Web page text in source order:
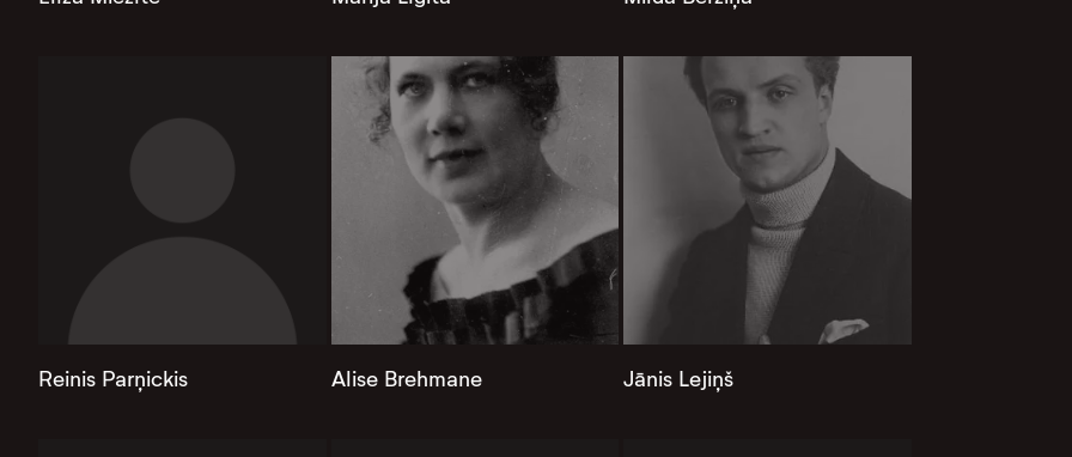
Reinis Parņickis Alise Brehmane Jānis Lejiņš